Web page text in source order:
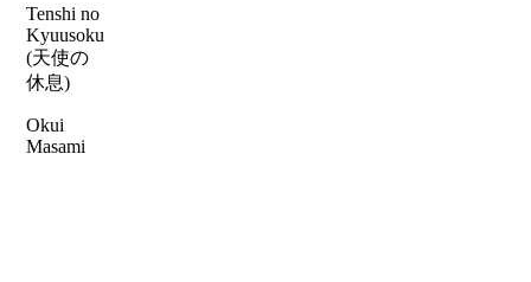
Tenshi no
Kyuusoku
(天使の
休息)
Okui
Masami